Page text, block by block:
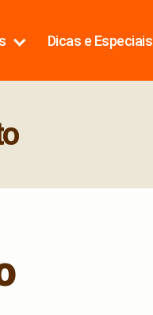
Dicas e Especiais